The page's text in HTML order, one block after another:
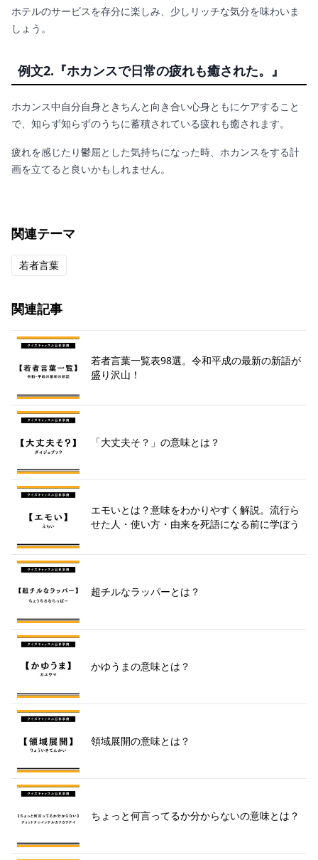
ホテルのサービスを存分に楽しみ、少しリッチな気分を味わいま
しょう。
例文2.『ホカンスで日常の疲れも癒された。』
ホカンス中自分自身ときちんと向き合い心身ともにケアすること
で、知らず知らずのうちに蓄積されている疲れも癒されます。
疲れを感じたり鬱屈とした気持ちになった時、ホカンスをする計
画を立てると良いかもしれません。
関連テーマ
若者言葉
関連記事
若者言葉一覧表98選。令和平成の最新の新語が
盛り沢山！
「大丈夫そ？」の意味とは？
エモいとは？意味をわかりやすく解説。流行ら
せた人・使い方・由来を死語になる前に学ぼう
超チルなラッパーとは？
かゆうまの意味とは？
領域展開の意味とは？
ちょっと何言ってるか分からないの意味とは？